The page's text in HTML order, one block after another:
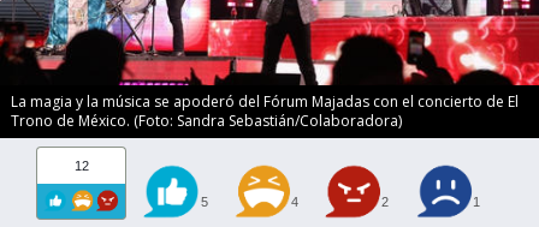
La magia y la música se apoderó del Fórum Majadas con el concierto de El
Trono de México. (Foto: Sandra Sebastián/Colaboradora)
12
5 4 2 1